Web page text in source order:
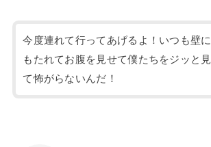
今度連れて行ってあげるよ！いつも壁に
もたれてお腹を見せて僕たちをジッと見
て怖がらないんだ！